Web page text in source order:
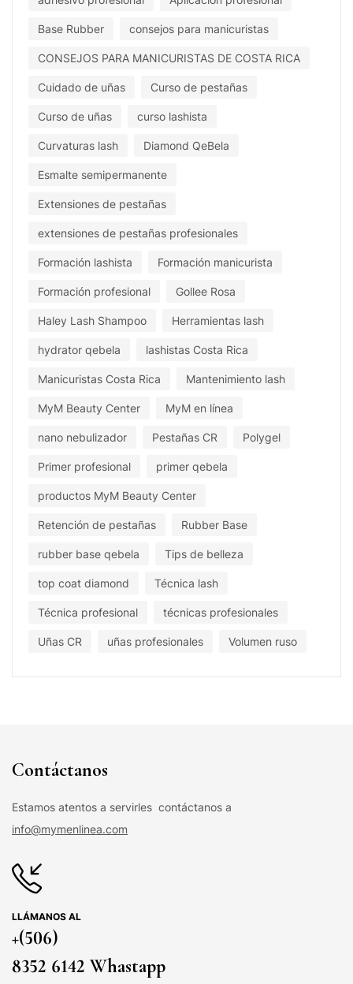
Base Rubber consejos para manicuristas
CONSEJOS PARA MANICURISTAS DE COSTA RICA
Cuidado de uñas Curso de pestañas
Curso de uñas curso lashista
Curvaturas lash Diamond QeBela
Esmalte semipermanente
Extensiones de pestañas
extensiones de pestañas profesionales
Formación lashista Formación manicurista
Formación profesional Gollee Rosa
Haley Lash Shampoo Herramientas lash
hydrator qebela lashistas Costa Rica
Manicuristas Costa Rica Mantenimiento lash
MyM Beauty Center MyM en línea
nano nebulizador Pestañas CR Polygel
Primer profesional primer qebela
productos MyM Beauty Center
Retención de pestañas Rubber Base
rubber base qebela Tips de belleza
top coat diamond Técnica lash
Técnica profesional técnicas profesionales
Uñas CR uñas profesionales Volumen ruso
Contáctanos
Estamos atentos a servirles contáctanos a
info@mymenlinea.com
LLÁMANOS AL
+(506)
8352 6142 Whastapp